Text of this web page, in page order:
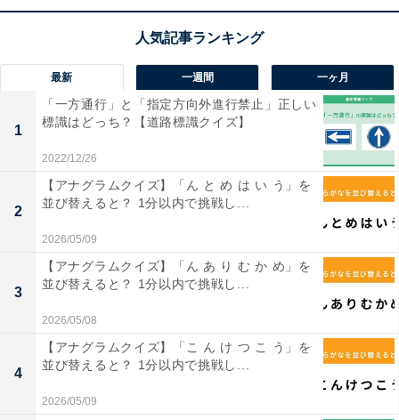
最新 一週間 一ヶ月
1
「一方通行」と「指定方向外進行禁止」正しい
標識はどっち？【道路標識クイズ】
2022/12/26
2
【アナグラムクイズ】「ん と め は い う」を
並び替えると？ 1分以内で挑戦し...
2026/05/09
3
【アナグラムクイズ】「ん あ り む か め」を
並び替えると？ 1分以内で挑戦し...
2026/05/08
4
【アナグラムクイズ】「こ ん け つ こ う」を
並び替えると？ 1分以内で挑戦し...
2026/05/09